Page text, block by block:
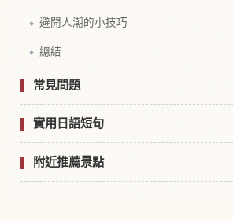
避開人潮的小技巧
總結
常見問題
實用日語短句
附近推薦景點